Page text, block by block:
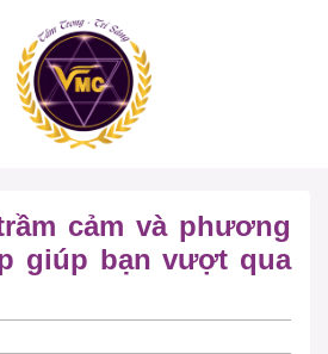
cảm và phương
giúp bạn vượt qua